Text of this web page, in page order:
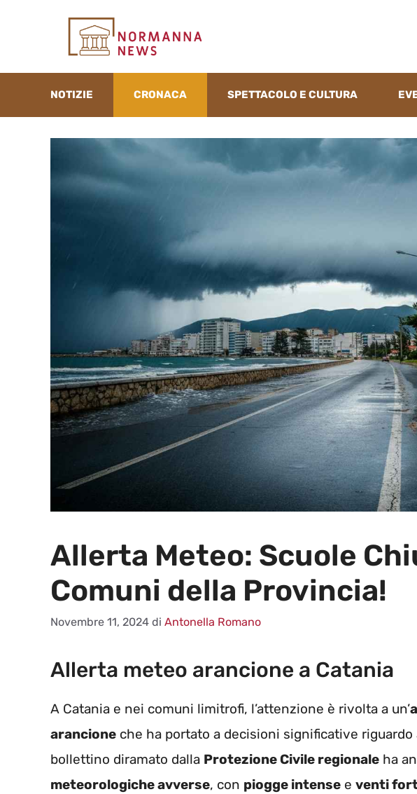
NOTIZIE CRONACA SPETTACOLO E CULTURA
Allerta Meteo: Scuole
Comuni della Provincia!
Novembre 11, 2024 di Antonella Romano
Allerta meteo arancione a Catania
A Catania e nei comuni limitrofi, l’attenzione è rivolta a un’
arancione che ha portato a decisioni significative riguardo
bollettino diramato dalla Protezione Civile regionale ha
meteorologiche avverse, con piogge intense e venti